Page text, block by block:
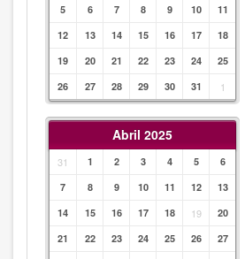
5 6 7 8 9 10
11
12
13 14 15 16 17
18
19
20 21 22 23 24
25
26
27 28 29 30 31 1
Abril 2025
31 1 2 3 4 5
6
7
8 9 10 11 12
13
14
15 16 17 18 19
20
21
22 23 24 25 26
27